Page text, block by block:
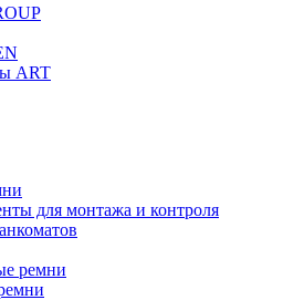
ART
для монтажа и контроля
ремни